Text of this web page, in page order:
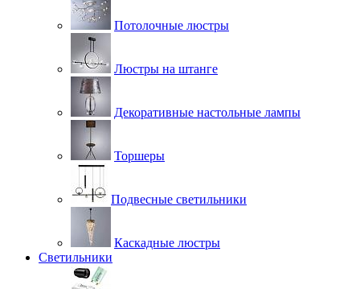
Потолочные люстры
Люстры на штанге
Декоративные настольные лампы
Торшеры
Подвесные светильники
Каскадные люстры
Светильники